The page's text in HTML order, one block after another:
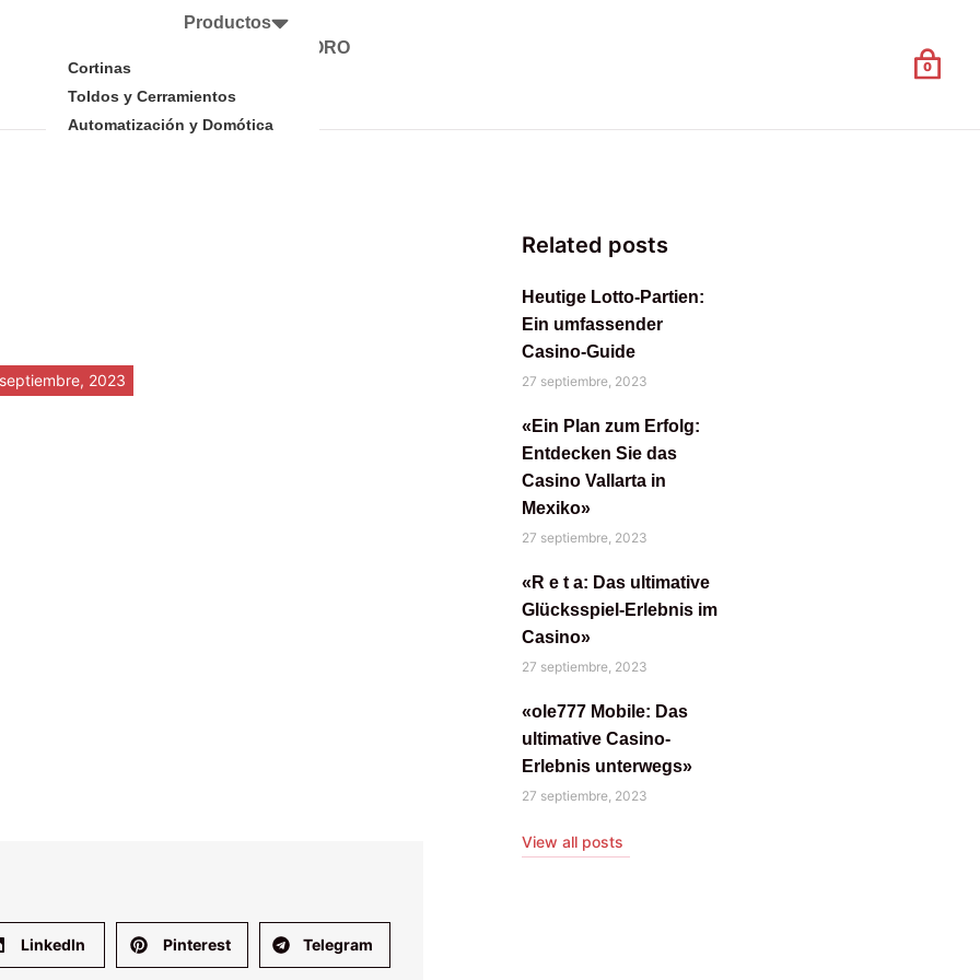
Productos
Cortinas
Toldos y Cerramientos
Automatización y Domótica
Representaciones MORO
Contacto
2023
LinkedIn Pinterest Telegram
Related posts
Heutige Lotto-Partien:
Ein umfassender
Casino-Guide
27 septiembre, 2023
«Ein Plan zum Erfolg:
Entdecken Sie das
Casino Vallarta in
Mexiko»
27 septiembre, 2023
«R e t a: Das ultimative
Glücksspiel-Erlebnis im
Casino»
27 septiembre, 2023
«ole777 Mobile: Das
ultimative Casino-
Erlebnis unterwegs»
27 septiembre, 2023
View all posts